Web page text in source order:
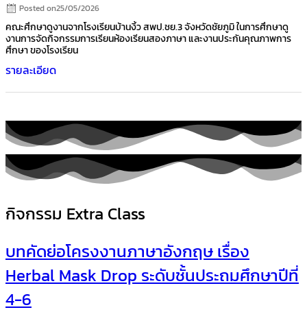
Posted on25/05/2026
คณะศึกษาดูงานจากโรงเรียนบ้านงิ้ว สพป.ชย.3 จังหวัดชัยภูมิ ในการศึกษาดู
งานการจัดกิจกรรมการเรียนห้องเรียนสองภาษา และงานประกันคุณภาพการ
ศึกษา ของโรงเรียน
รายละเอียด
กิจกรรม Extra Class
บทคัดย่อโครงงานภาษาอังกฤษ เรื่อง
Herbal Mask Drop ระดับชั้นประถมศึกษาปีที่
4-6